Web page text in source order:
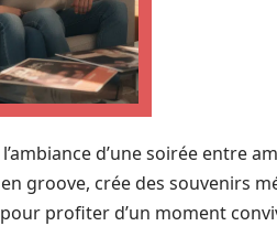
d’une soirée entre
groove, crée des souvenirs
profiter d’un moment